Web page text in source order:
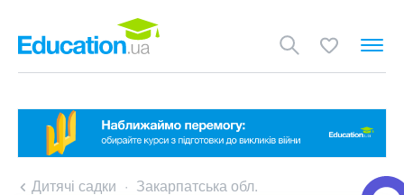
Дитячі садки Закарпатська обл.